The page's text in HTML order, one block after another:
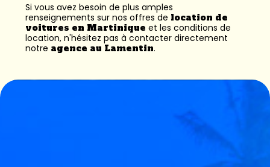
Si vous avez besoin de plus amples
renseignements sur nos offres de location de
voitures en Martinique et les conditions de
location, n'hésitez pas à contacter directement
notre agence au Lamentin.